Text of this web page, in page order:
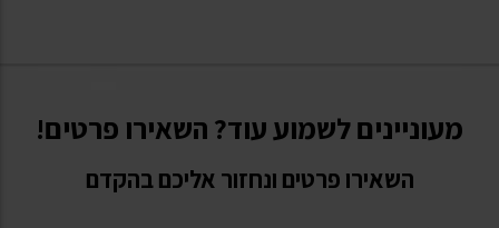
מעוניינים לשמוע עוד? השאירו פרטים!
השאירו פרטים ונחזור אליכם בהקדם